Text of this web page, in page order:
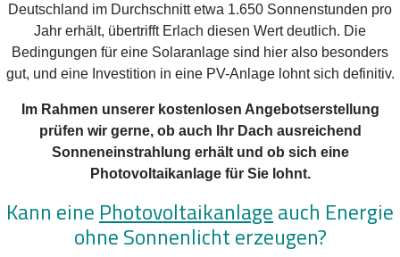
Deutschland im Durchschnitt etwa 1.650 Sonnenstunden pro
Jahr erhält, übertrifft Erlach diesen Wert deutlich. Die
Bedingungen für eine Solaranlage sind hier also besonders
gut, und eine Investition in eine PV-Anlage lohnt sich definitiv.
Im Rahmen unserer kostenlosen Angebotserstellung
prüfen wir gerne, ob auch Ihr Dach ausreichend
Sonneneinstrahlung erhält und ob sich eine
Photovoltaikanlage für Sie lohnt.
Kann eine Photovoltaikanlageauch Energie
ohne Sonnenlicht erzeugen?